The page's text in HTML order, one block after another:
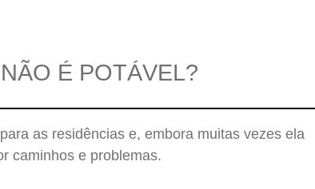
É POTÁVEL?
as residências e, embora muitas vezes ela
caminhos e problemas.